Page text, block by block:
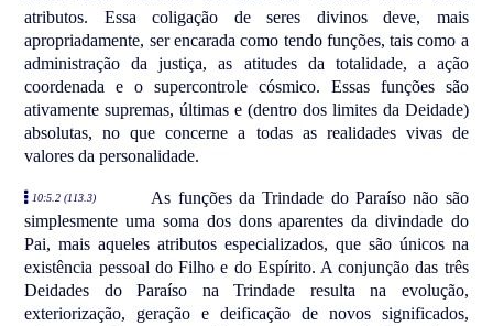
atributos. Essa coligação de seres divinos deve, mais
apropriadamente, ser encarada como tendo funções, tais como a
administração da justiça, as atitudes da totalidade, a ação
coordenada e o supercontrole cósmico. Essas funções são
ativamente supremas, últimas e (dentro dos limites da Deidade)
absolutas, no que concerne a todas as realidades vivas de
valores da personalidade.
10:5.2 (113.3)
As funções da Trindade do Paraíso não são
simplesmente uma soma dos dons aparentes da divindade do
Pai, mais aqueles atributos especializados, que são únicos na
existência pessoal do Filho e do Espírito. A conjunção das três
Deidades do Paraíso na Trindade resulta na evolução,
exteriorização, geração e deificação de novos significados,